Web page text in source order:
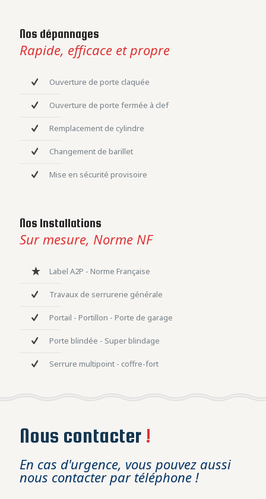
Nos dépannages
Rapide, efficace et propre
Ouverture de porte claquée
Ouverture de porte fermée à clef
Remplacement de cylindre
Changement de barillet
Mise en sécurité provisoire
Nos Installations
Sur mesure, Norme NF
Label A2P - Norme Française
Travaux de serrurerie générale
Portail - Portillon - Porte de garage
Porte blindée - Super blindage
Serrure multipoint - coffre-fort
Nous contacter !
En cas d'urgence, vous pouvez aussi
nous contacter par téléphone !